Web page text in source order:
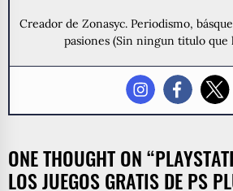
Creador de Zonasyc. Periodismo,
pasiones (Sin ningun titulo que
ONE THOUGHT ON “
LOS JUEGOS GRATIS DE PS